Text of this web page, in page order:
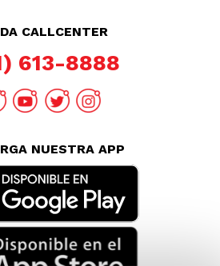
CALLCENTER
613-8888
NUESTRA APP